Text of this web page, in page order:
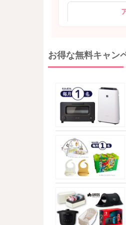
お得な無料キャン